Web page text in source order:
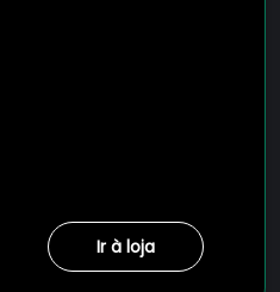
Ir à loja